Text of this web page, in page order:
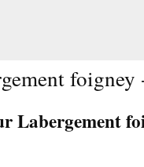
foigney
Labergement